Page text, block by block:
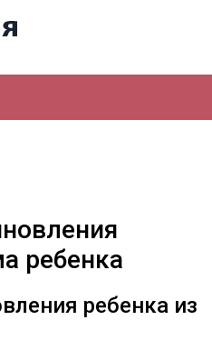
ребенка
ребенка из